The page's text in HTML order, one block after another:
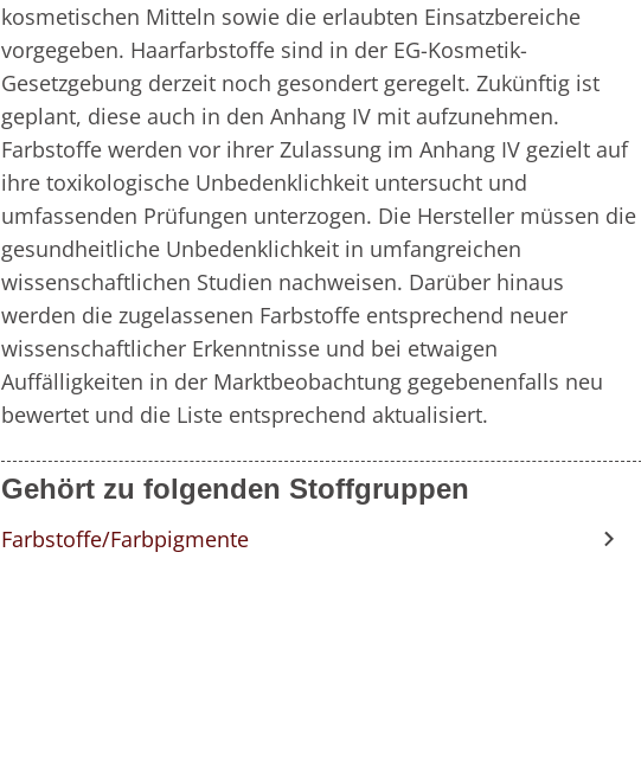
kosmetischen Mitteln sowie die erlaubten Einsatzbereiche
vorgegeben. Haarfarbstoffe sind in der EG-Kosmetik-
Gesetzgebung derzeit noch gesondert geregelt. Zukünftig ist
geplant, diese auch in den Anhang IV mit aufzunehmen.
Farbstoffe werden vor ihrer Zulassung im Anhang IV gezielt auf
ihre toxikologische Unbedenklichkeit untersucht und
umfassenden Prüfungen unterzogen. Die Hersteller müssen die
gesundheitliche Unbedenklichkeit in umfangreichen
wissenschaftlichen Studien nachweisen. Darüber hinaus
werden die zugelassenen Farbstoffe entsprechend neuer
wissenschaftlicher Erkenntnisse und bei etwaigen
Auffälligkeiten in der Marktbeobachtung gegebenenfalls neu
bewertet und die Liste entsprechend aktualisiert.
Gehört zu folgenden Stoffgruppen
Farbstoffe/Farbpigmente